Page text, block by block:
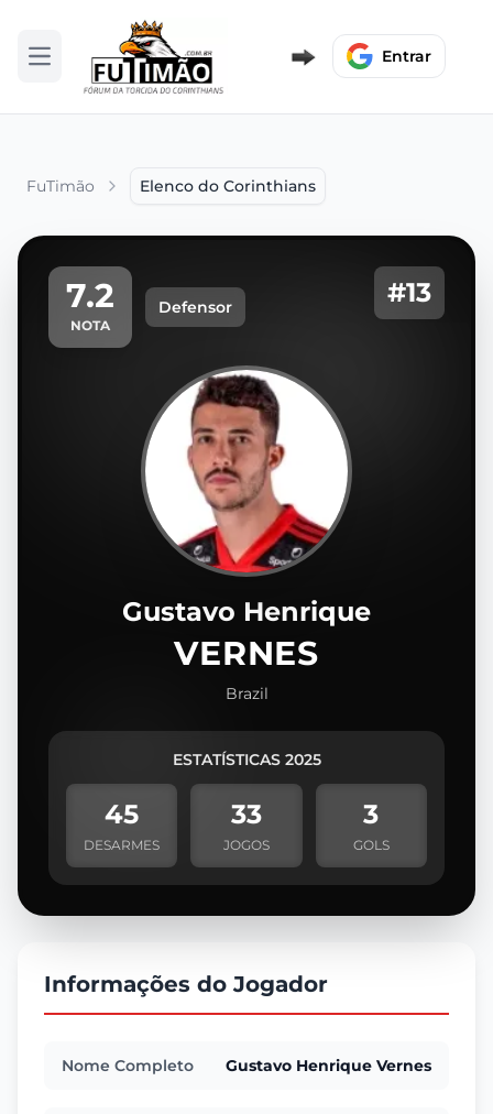
Abrir menu Entrar
FuTimão Elenco do Corinthians
7.2
NOTA
Defensor #13
Gustavo Henrique
VERNES
Brazil
ESTATÍSTICAS 2025
45
DESARMES
33
JOGOS
3
GOLS
Informações do Jogador
Nome Completo Gustavo Henrique Vernes